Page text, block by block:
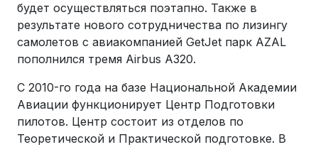
будет осуществляться поэтапно. Также в
результате нового сотрудничества по лизингу
самолетов с авиакомпанией GetJet парк AZAL
пополнился тремя Airbus A320.
С 2010-го года на базе Национальной Академии
Авиации функционирует Центр Подготовки
пилотов. Центр состоит из отделов по
Теоретической и Практической подготовке. В